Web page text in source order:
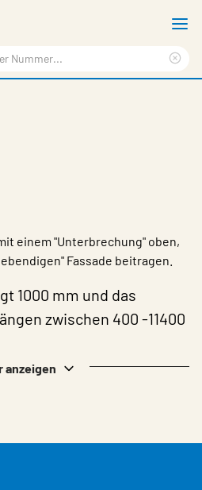
einem "Unterbrechung" oben,
Fassade beitragen.
1000 mm und das
zwischen 400 -11400
anzeigen